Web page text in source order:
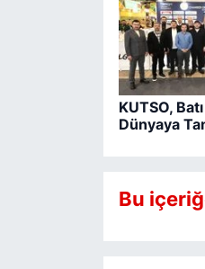
KUTSO,
Dünyaya
Bu